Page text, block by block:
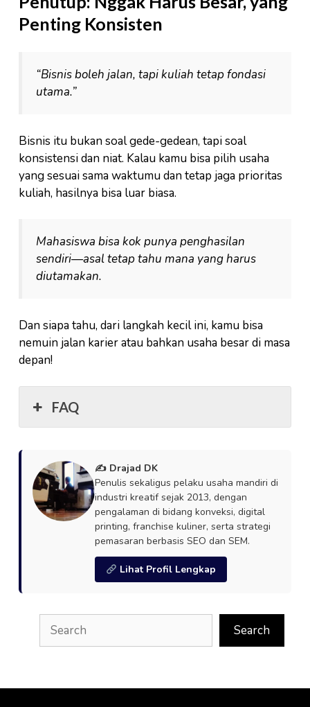
Penting Konsisten
“Bisnis boleh jalan, tapi kuliah tetap fondasi
utama.”
Bisnis itu bukan soal gede-gedean, tapi soal
konsistensi dan niat. Kalau kamu bisa pilih usaha
yang sesuai sama waktumu dan tetap jaga prioritas
kuliah, hasilnya bisa luar biasa.
Mahasiswa bisa kok punya penghasilan
sendiri—asal tetap tahu mana yang harus
diutamakan.
Dan siapa tahu, dari langkah kecil ini, kamu bisa
nemuin jalan karier atau bahkan usaha besar di masa
depan!
FAQ
✍️ Drajad DK
Penulis sekaligus pelaku usaha mandiri di
industri kreatif sejak 2013, dengan
pengalaman di bidang konveksi, digital
printing, franchise kuliner, serta strategi
pemasaran berbasis SEO dan SEM.
Lihat Profil Lengkap
Search
Search